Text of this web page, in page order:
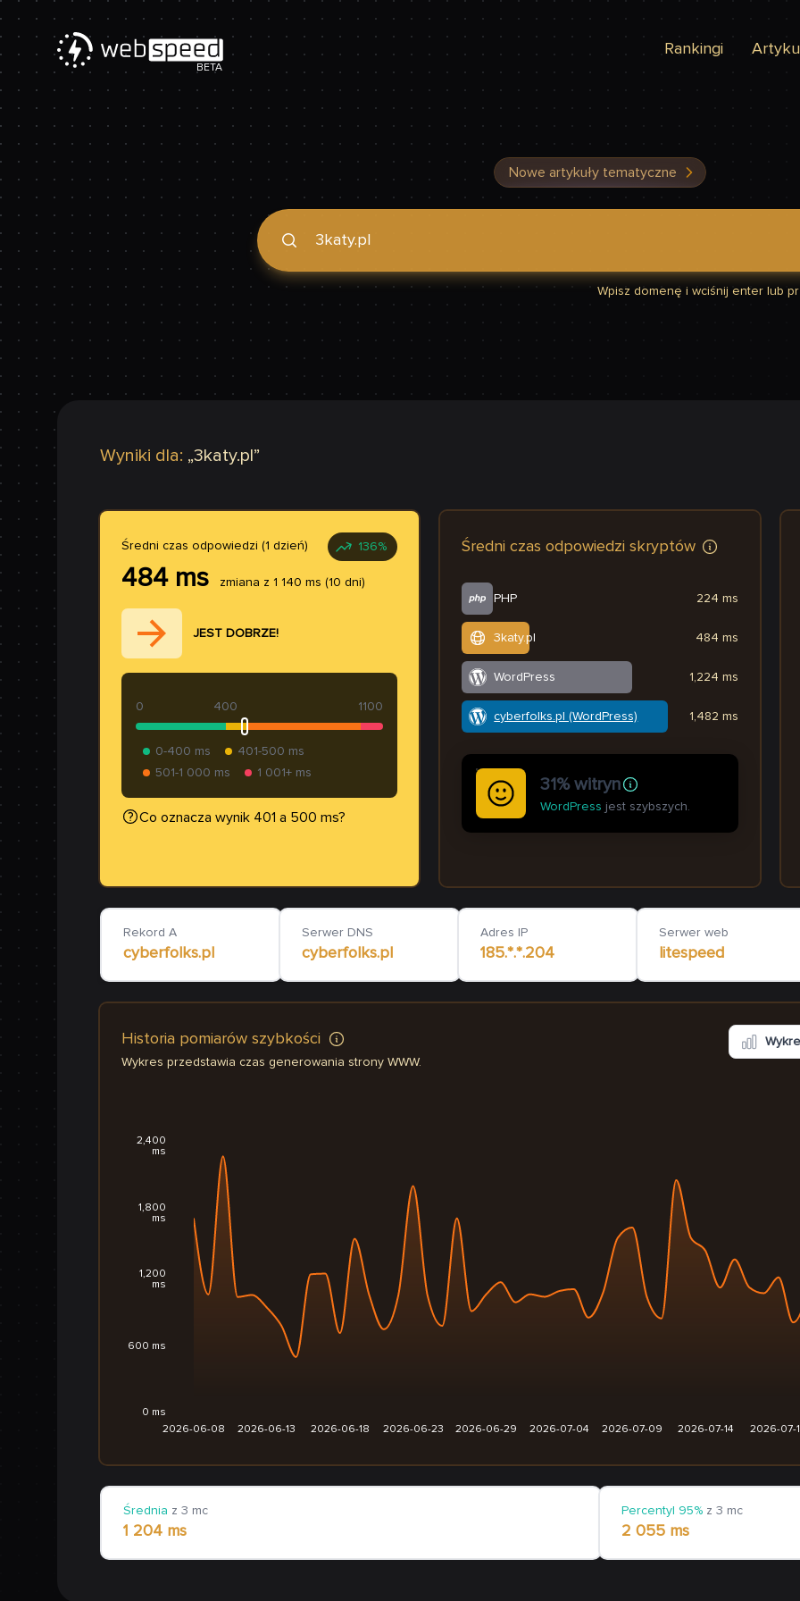
BETA
Rankingi
Nowe artykuły tematyczne
Podaj domenę, by sprawdzić, czy Twoja strona jest szybka
Wpisz domenę i wciśnij enter lub
Wyniki dla: „3katy.pl ”
Średni czas odpowiedzi (1 dzień) 136%
484ms zmiana z 1 140 ms (10 dni)
JEST DOBRZE!
400
0 1100
0-400 ms
401-500 ms
501-1 000 ms
1 001+ ms
Co oznacza wynik 401 a 500 ms?
Średni czas odpowiedzi skryptów
PHP
3katy.pl
WordPress
cyberfolks.pl (WordPress)
224 ms
484 ms
1,224 ms
1,482 ms
31% witryn
WordPress jest szybszych.
Rekord A
cyberfolks.pl
Serwer DNS
cyberfolks.pl
Adres IP
185.*.*.204
Serwer web
litespeed
Historia pomiarów szybkości
Wykres przedstawia czas generowania strony WWW.
2026-06-08 2026-06-13 2026-06-18 2026-06-23 2026-06-29 2026-07-04 2026-07-09 2026-07-14 2026-07-
0 ms
600 ms
1,200
ms
1,800
ms
2,400
ms
Średnia z 3 mc
1 204 ms
Percentyl 95% z 3 mc
2 055 ms